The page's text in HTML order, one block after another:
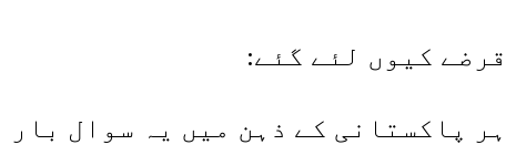
قرضے کیوں لئے گئے:
ہر پاکستانی کے ذہن میں یہ سوال